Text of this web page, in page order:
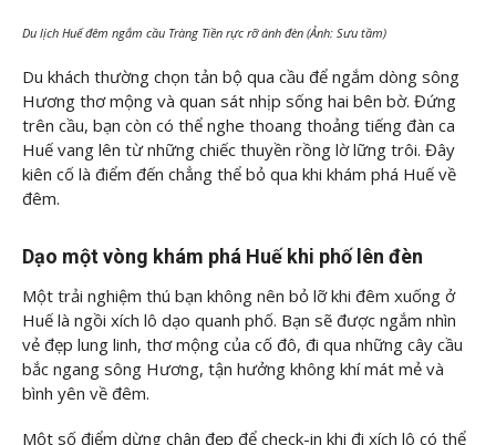
Du lịch Huế đêm ngắm cầu Tràng Tiền rực rỡ ánh đèn (Ảnh: Sưu tầm)
Du khách thường chọn tản bộ qua cầu để ngắm dòng sông
Hương thơ mộng và quan sát nhịp sống hai bên bờ. Đứng
trên cầu, bạn còn có thể nghe thoang thoảng tiếng đàn ca
Huế vang lên từ những chiếc thuyền rồng lờ lững trôi. Đây
kiên cố là điểm đến chẳng thể bỏ qua khi khám phá Huế về
đêm.
Dạo một vòng khám phá Huế khi phố lên đèn
Một trải nghiệm thú bạn không nên bỏ lỡ khi đêm xuống ở
Huế là ngồi xích lô dạo quanh phố. Bạn sẽ được ngắm nhìn
vẻ đẹp lung linh, thơ mộng của cố đô, đi qua những cây cầu
bắc ngang sông Hương, tận hưởng không khí mát mẻ và
bình yên về đêm.
Một số điểm dừng chân đẹp để check-in khi đi xích lô có thể